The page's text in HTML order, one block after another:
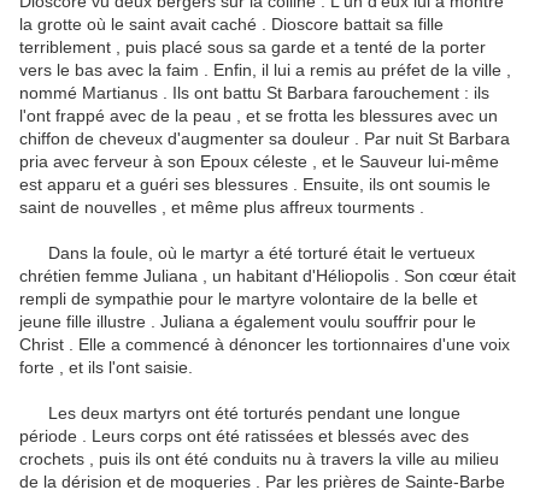
la grotte où le saint avait caché .
Dioscore battait sa fille
terriblement , puis placé sous sa garde et a tenté de la porter
vers le bas avec la faim .
Enfin, il lui a remis au préfet de la ville ,
nommé Martianus .
Ils ont battu St Barbara farouchement : ils
l'ont frappé avec de la peau , et se frotta les blessures avec un
chiffon de cheveux d'augmenter sa douleur .
Par nuit St Barbara
pria avec ferveur à son Epoux céleste , et le Sauveur lui-même
est apparu et a guéri ses blessures .
Ensuite, ils ont soumis le
saint de nouvelles , et même plus affreux tourments .
Dans la foule, où le martyr a été torturé était le vertueux
chrétien femme Juliana , un habitant d'Héliopolis .
Son cœur était
rempli de sympathie pour le martyre volontaire de la belle et
jeune fille illustre .
Juliana a également voulu souffrir pour le
Christ .
Elle a commencé à dénoncer les tortionnaires d'une voix
forte , et ils l'ont saisie.
Les deux martyrs ont été torturés pendant une longue
période .
Leurs corps ont été ratissées et blessés avec des
crochets , puis ils ont été conduits nu à travers la ville au milieu
de la dérision et de moqueries .
Par les prières de Sainte-Barbe